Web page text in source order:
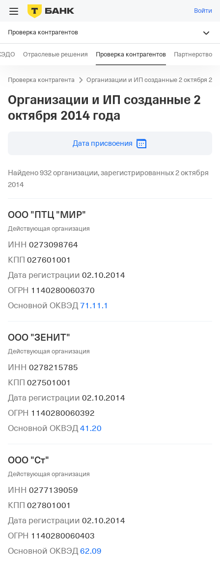
Войти
Проверка контрагентов
Отраслевые решения Проверка контрагентов Партнерство
Проверка контрагента Организации и ИП созданные 2 октября
Организации и ИП созданные 2
октября 2014 года
Дата присвоения
Найдено 932 организации, зарегистрированных 2 октября
2014
ООО "ПТЦ "МИР"
Действующая организация
ИНН 0273098764
КПП 027601001
Дата регистрации 02.10.2014
ОГРН 1140280060370
Основной ОКВЭД 71.11.1
ООО "ЗЕНИТ"
Действующая организация
ИНН 0278215785
КПП 027501001
Дата регистрации 02.10.2014
ОГРН 1140280060392
Основной ОКВЭД 41.20
ООО "Ст"
Действующая организация
ИНН 0277139059
КПП 027801001
Дата регистрации 02.10.2014
ОГРН 1140280060403
Основной ОКВЭД 62.09